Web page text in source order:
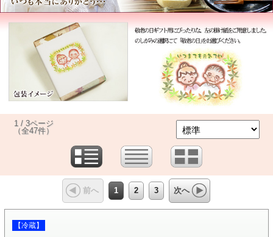
1 / 3ページ
（全47件）
前へ 1 2 3 次へ
【冷蔵】